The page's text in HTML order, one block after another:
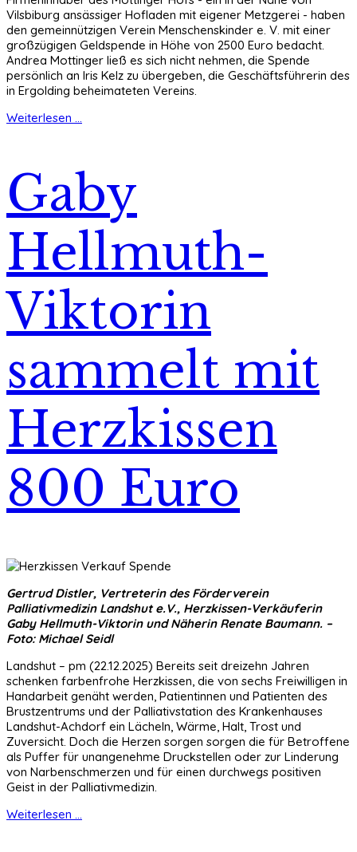
Vilsbiburg ansässiger Hofladen mit eigener Metzgerei - haben
den gemeinnützigen Verein Menschenskinder e. V. mit einer
großzügigen Geldspende in Höhe von 2500 Euro bedacht.
Andrea Mottinger ließ es sich nicht nehmen, die Spende
persönlich an Iris Kelz zu übergeben, die Geschäftsführerin des
in Ergolding beheimateten Vereins.
Weiterlesen ...
Gaby
Hellmuth-
Viktorin
sammelt mit
Herzkissen
800 Euro
Gertrud Distler, Vertreterin des Förderverein
Palliativmedizin Landshut e.V., Herzkissen-Verkäuferin
Gaby Hellmuth-Viktorin und Näherin Renate Baumann. –
Foto: Michael Seidl
Landshut – pm (22.12.2025) Bereits seit dreizehn Jahren
schenken farbenfrohe Herzkissen, die von sechs Freiwilligen in
Handarbeit genäht werden, Patientinnen und Patienten des
Brustzentrums und der Palliativstation des Krankenhauses
Landshut-Achdorf ein Lächeln, Wärme, Halt, Trost und
Zuversicht. Doch die Herzen sorgen sorgen die für Betroffene
als Puffer für unangenehme Druckstellen oder zur Linderung
von Narbenschmerzen und für einen durchwegs positiven
Geist in der Palliativmedizin.
Weiterlesen ...